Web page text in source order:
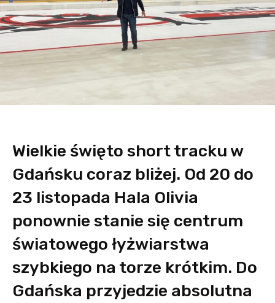
Wielkie święto short tracku w
Gdańsku coraz bliżej. Od 20 do
23 listopada Hala Olivia
ponownie stanie się centrum
światowego łyżwiarstwa
szybkiego na torze krótkim. Do
Gdańska przyjedzie absolutna